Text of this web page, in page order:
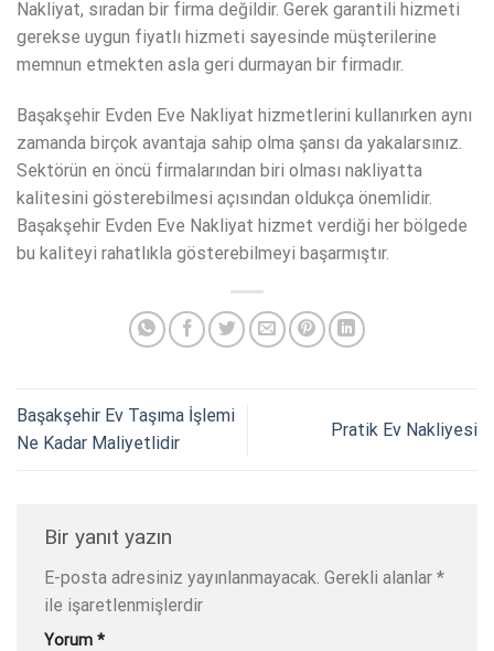
Nakliyat, sıradan bir firma değildir. Gerek garantili hizmeti
gerekse uygun fiyatlı hizmeti sayesinde müşterilerine
memnun etmekten asla geri durmayan bir firmadır.
Başakşehir Evden Eve Nakliyat hizmetlerini kullanırken aynı
zamanda birçok avantaja sahip olma şansı da yakalarsınız.
Sektörün en öncü firmalarından biri olması nakliyatta
kalitesini gösterebilmesi açısından oldukça önemlidir.
Başakşehir Evden Eve Nakliyat hizmet verdiği her bölgede
bu kaliteyi rahatlıkla gösterebilmeyi başarmıştır.
Başakşehir Ev Taşıma İşlemi
Ne Kadar Maliyetlidir
Pratik Ev Nakliyesi
Bir yanıt yazın
E-posta adresiniz yayınlanmayacak. Gerekli alanlar *
ile işaretlenmişlerdir
Yorum *